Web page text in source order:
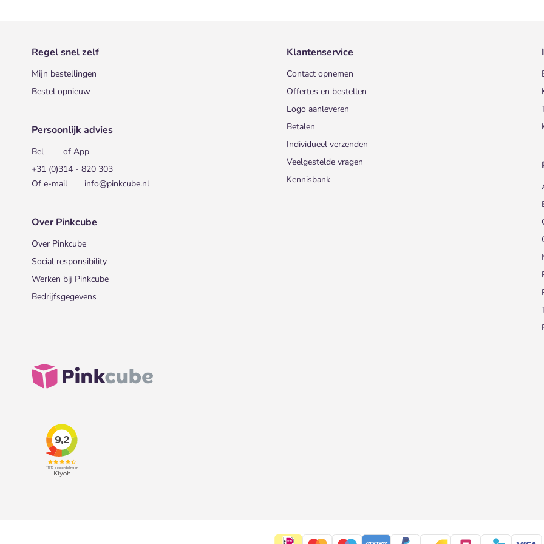
Regel snel zelf
Mijn bestellingen
Bestel opnieuw
Persoonlijk advies
Bel
of App
+31 (0)314 - 820 303
Of e-mail
info@pinkcube.nl
Over Pinkcube
Over Pinkcube
Social responsibility
Werken bij Pinkcube
Bedrijfsgegevens
Klantenservice
Contact opnemen
Offertes en bestellen
Logo aanleveren
Betalen
Individueel verzenden
Veelgestelde vragen
Kennisbank